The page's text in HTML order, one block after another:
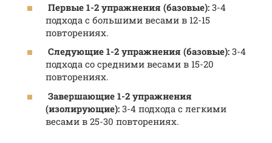
Первые 1-2 упражнения (базовые): 3-4
подхода с большими весами в 12-15
повторениях.
Следующие 1-2 упражнения (базовые): 3-4
подхода со средними весами в 15-20
повторениях.
Завершающие 1-2 упражнения
(изолирующие): 3-4 подхода с легкими
весами в 25-30 повторениях.